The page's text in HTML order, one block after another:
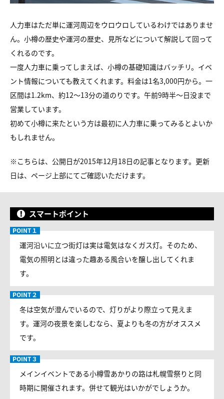
人力車はただ単に運河周辺をウロウロしているわけではありませ
ん。小樽の歴史や運河の歴史、見所などについて解説して回って
くれるのです。
一度人力車に乗ってしまえば、小樽の基礎知識はバッチリ。イベ
ント情報についても教えてくれます。料金は1名3,000円から。一
区間は1.2km、約12〜13分の道のりです。午前9時半〜日没まで
営業しています。
初めて小樽に来たという方は最初に人力車に乗ってみるとよいか
もしれません。
※こちらは、公開日が2015年12月18日の記事となります。更新
日は、ページ上部にてご確認いただけます。
スマートポイント
運河沿いに立つ街灯は実は電気はなくガス灯。そのため、
電気の照明とは違った趣ある風合いを醸し出してくれま
す。
冬は空気が澄んでいるので、灯りがより際立って見えま
す。運河の夜景を楽しむなら、夏よりも冬の方がオススメ
です。
メインイベントである小樽雪あかりの路は札幌雪祭りと同
時期に開催されます。併せて観光はいかがでしょうか。